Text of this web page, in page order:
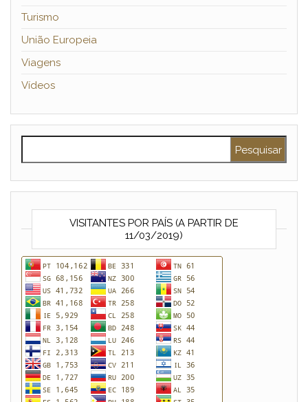
Turismo
União Europeia
Viagens
Vídeos
VISITANTES POR PAÍS (A PARTIR DE
11/03/2019)